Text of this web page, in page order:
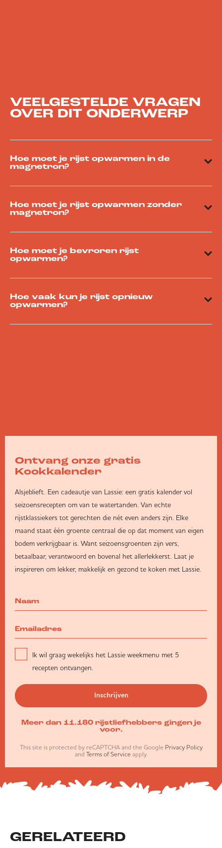
VEELGESTELDE VRAGEN
OVER DIT ONDERWERP
Hoe moet je rijst opwarmen in de
magnetron?
Hoe moet je rijst opwarmen zonder
magnetron?
Hoe moet je bevroren rijst
opwarmen?
Hoe vaak kun je rijst opnieuw
opwarmen?
Ontvang onze gratis
Kookkalender
Alsjeblieft. Een cadeautje van Lassie: een gratis kalender vol
seizoensrecepten om van te watertanden. Van echte
rijstklassiekers tot gerechten die nét even anders zijn. Elke
maand staat één groente centraal die op dat moment van eigen
bodem verkrijgbaar is. Want seizoensgroenten zijn vers,
betaalbaar, verantwoord en bovenal het allerlekkerst. Laat je
inspireren om lekker, makkelijk en gezond te koken met Lassie.
Ik wil graag wekelijks het Lassie weekmenu met 5
recepten ontvangen.
Inschrijven
Meer dan 11.180 rijstliefhebbers gingen je
voor.
This site is protected by reCAPTCHA and the Google Privacy Policy
and Terms of Service apply.
GERELATEERD